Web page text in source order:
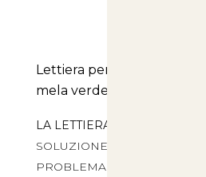
Lettiera per gatti ai cristalli
mela verde
LA LETTIERA PER GATTI IN
SOLUZIONE IDEALE PER
PROBLEMA DEI CATTIVI